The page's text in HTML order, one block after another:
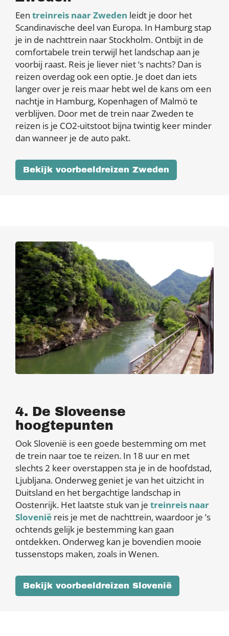
Een treinreis naar Zweden leidt je door het
Scandinavische deel van Europa. In Hamburg stap
je in de nachttrein naar Stockholm. Ontbijt in de
comfortabele trein terwijl het landschap aan je
voorbij raast. Reis je liever niet ‘s nachts? Dan is
reizen overdag ook een optie. Je doet dan iets
langer over je reis maar hebt wel de kans om een
nachtje in Hamburg, Kopenhagen of Malmö te
verblijven. Door met de trein naar Zweden te
reizen is je CO2-uitstoot bijna twintig keer minder
dan wanneer je de auto pakt.
Bekijk voorbeeldreizen Zweden
4. De Sloveense
hoogtepunten
Ook Slovenië is een goede bestemming om met
de trein naar toe te reizen. In 18 uur en met
slechts 2 keer overstappen sta je in de hoofdstad,
Ljubljana. Onderweg geniet je van het uitzicht in
Duitsland en het bergachtige landschap in
Oostenrijk. Het laatste stuk van je treinreis naar
Slovenië reis je met de nachttrein, waardoor je ’s
ochtends gelijk je bestemming kan gaan
ontdekken. Onderweg kan je bovendien mooie
tussenstops maken, zoals in Wenen.
Bekijk voorbeeldreizen Slovenië